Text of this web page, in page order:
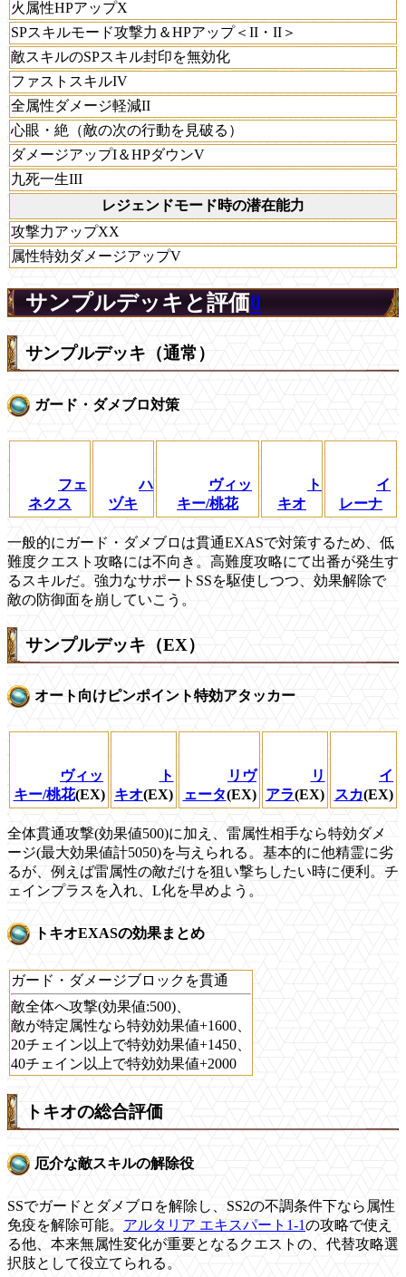
火属性HPアップX
SPスキルモード攻撃力＆HPアップ＜II・II＞
敵スキルのSPスキル封印を無効化
ファストスキルIV
全属性ダメージ軽減II
心眼・絶（敵の次の行動を見破る）
ダメージアップI＆HPダウンV
九死一生III
レジェンドモード時の潜在能力
攻撃力アップXX
属性特効ダメージアップV
サンプルデッキと評価0
サンプルデッキ（通常）
ガード・ダメブロ対策
フェ
ネクス
ハ
ヅキ
ヴィッ
キー/桃花
ト
キオ
イ
レーナ
一般的にガード・ダメブロは貫通EXASで対策するため、低
難度クエスト攻略には不向き。高難度攻略にて出番が発生す
るスキルだ。強力なサポートSSを駆使しつつ、効果解除で
敵の防御面を崩していこう。
サンプルデッキ（EX）
オート向けピンポイント特効アタッカー
ヴィッ
キー/桃花(EX)
ト
キオ(EX)
リヴ
ェータ(EX)
リ
アラ(EX)
イ
スカ(EX)
全体貫通攻撃(効果値500)に加え、雷属性相手なら特効ダメ
ージ(最大効果値計5050)を与えられる。基本的に他精霊に劣
るが、例えば雷属性の敵だけを狙い撃ちしたい時に便利。チ
ェインプラスを入れ、L化を早めよう。
トキオEXASの効果まとめ
ガード・ダメージブロックを貫通
敵全体へ攻撃(効果値:500)、
敵が特定属性なら特効効果値+1600、
20チェイン以上で特効効果値+1450、
40チェイン以上で特効効果値+2000
トキオの総合評価
厄介な敵スキルの解除役
SSでガードとダメブロを解除し、SS2の不調条件下なら属性
免疫を解除可能。アルタリア エキスパート1-1の攻略で使え
る他、本来無属性変化が重要となるクエストの、代替攻略選
択肢として役立てられる。